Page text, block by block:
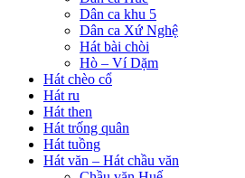
Dân ca khu 5
Dân ca Xứ Nghệ
Hát bài chòi
Hò – Ví Dặm
Hát chèo cổ
Hát ru
Hát then
Hát trống quân
Hát tuồng
Hát văn – Hát chầu văn